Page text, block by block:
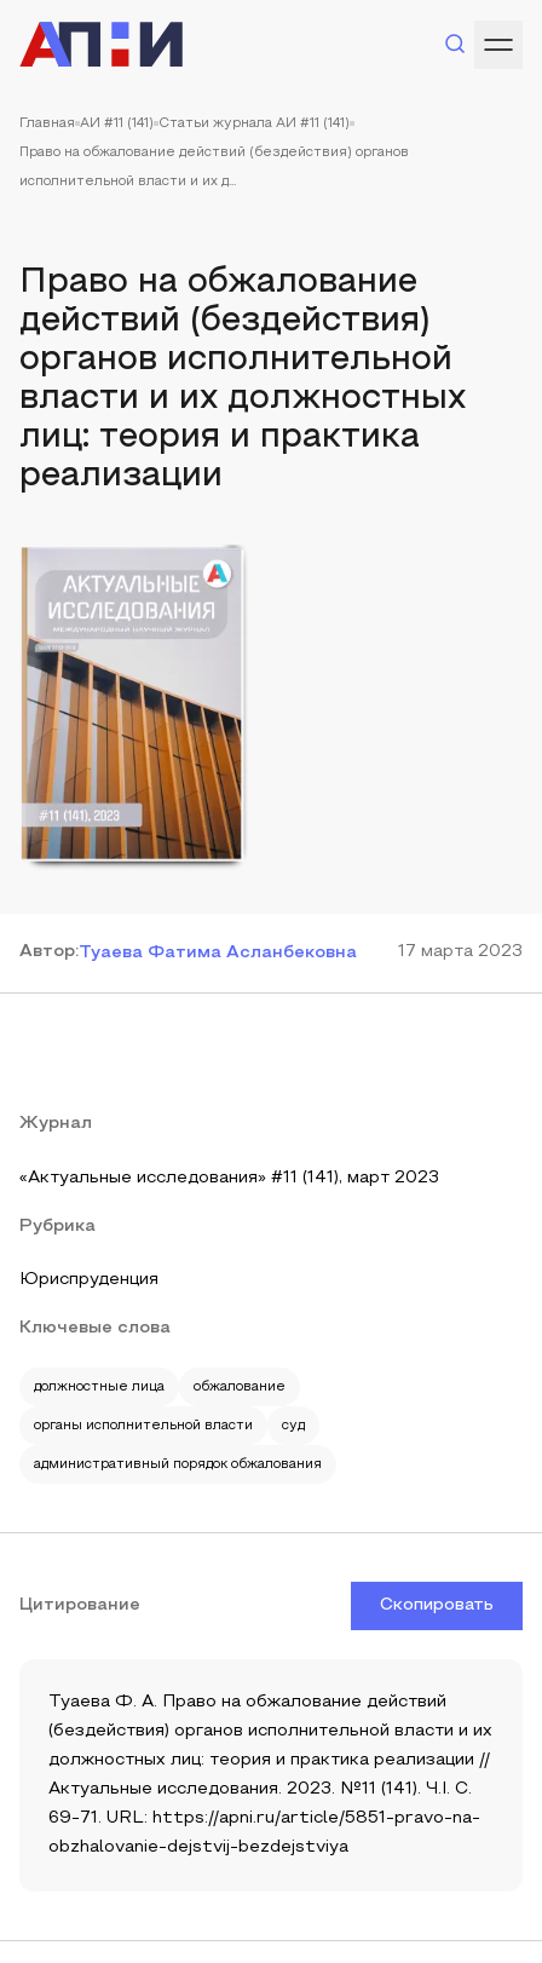
Главная АИ #11 (141) Статьи журнала АИ #11 (141)
Право на обжалование действий (бездействия) органов
исполнительной власти и их д...
Право на обжалование
действий (бездействия)
органов исполнительной
власти и их должностных
лиц: теория и практика
реализации
Автор:Туаева Фатима Асланбековна 17 марта 2023
Журнал
«Актуальные исследования» #11 (141), март 2023
Рубрика
Юриспруденция
Ключевые слова
должностные лица обжалование
органы исполнительной власти суд
административный порядок обжалования
Цитирование Скопировать
Туаева Ф. А. Право на обжалование действий
(бездействия) органов исполнительной власти и их
должностных лиц: теория и практика реализации //
Актуальные исследования. 2023. №11 (141). Ч.I. С.
69-71. URL: https://apni.ru/article/5851-pravo-na-
obzhalovanie-dejstvij-bezdejstviya